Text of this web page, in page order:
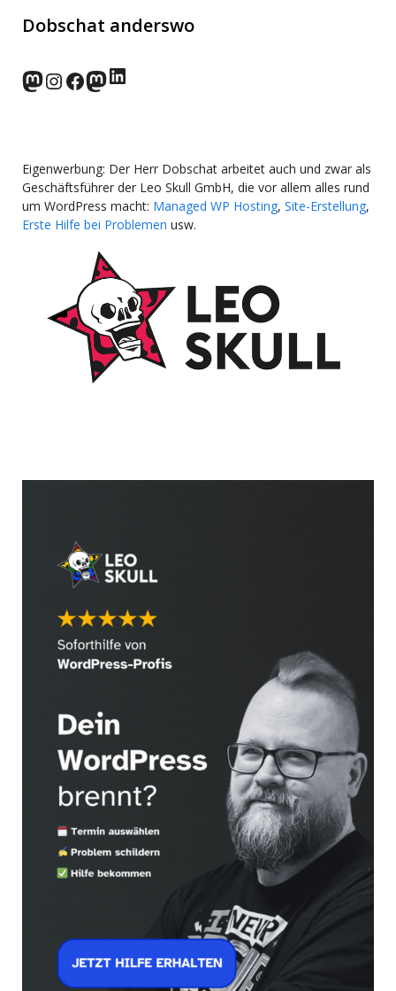
Dobschat anderswo
norden.social
Instagram
Facebook
wp-punks.social
LinkedIn
Eigenwerbung: Der Herr Dobschat arbeitet auch und zwar als
Geschäftsführer der Leo Skull GmbH, die vor allem alles rund
um WordPress macht: Managed WP Hosting, Site-Erstellung,
Erste Hilfe bei Problemen usw.